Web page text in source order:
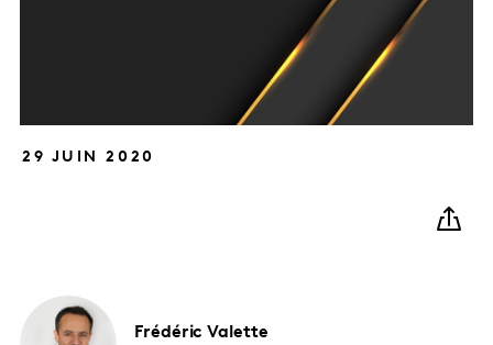
29 JUIN 2020
Frédéric Valette